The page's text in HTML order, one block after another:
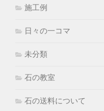
施工例
日々の一コマ
未分類
石の教室
石の送料について